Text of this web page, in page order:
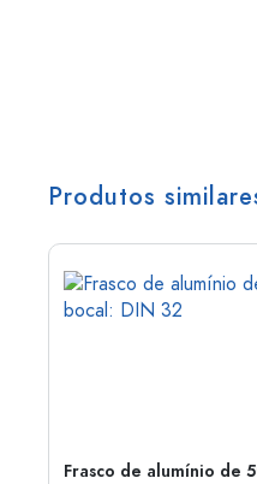
Produtos
Frasco de alumínio de